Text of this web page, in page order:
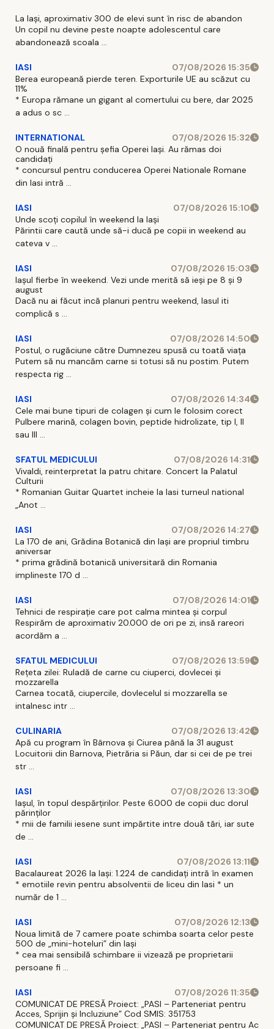
La Iași, aproximativ 300 de elevi sunt în risc de abandon
Un copil nu devine peste noapte adolescentul care
abandonează scoala ...
IASI
07/08/2026 15:35
Berea europeană pierde teren. Exporturile UE au scăzut cu
11%
* Europa rămane un gigant al comertului cu bere, dar 2025
a adus o sc ...
INTERNATIONAL
07/08/2026 15:32
O nouă finală pentru șefia Operei Iași. Au rămas doi
candidați
* concursul pentru conducerea Operei Nationale Romane
din Iasi intră ...
IASI
07/08/2026 15:10
Unde scoți copilul în weekend la Iași
Părintii care caută unde să-i ducă pe copii in weekend au
cateva v ...
IASI
07/08/2026 15:03
Iașul fierbe în weekend. Vezi unde merită să ieși pe 8 și 9
august
Dacă nu ai făcut incă planuri pentru weekend, Iasul iti
complică s ...
IASI
07/08/2026 14:50
Postul, o rugăciune către Dumnezeu spusă cu toată viața
Putem să nu mancăm carne si totusi să nu postim. Putem
respecta rig ...
IASI
07/08/2026 14:34
Cele mai bune tipuri de colagen și cum le folosim corect
Pulbere marină, colagen bovin, peptide hidrolizate, tip I, II
sau III ...
SFATUL MEDICULUI
07/08/2026 14:31
Vivaldi, reinterpretat la patru chitare. Concert la Palatul
Culturii
* Romanian Guitar Quartet incheie la Iasi turneul national
„Anot ...
IASI
07/08/2026 14:27
La 170 de ani, Grădina Botanică din Iași are propriul timbru
aniversar
* prima grădină botanică universitară din Romania
implineste 170 d ...
IASI
07/08/2026 14:01
Tehnici de respirație care pot calma mintea și corpul
Respirăm de aproximativ 20.000 de ori pe zi, insă rareori
acordăm a ...
SFATUL MEDICULUI
07/08/2026 13:59
Rețeta zilei: Ruladă de carne cu ciuperci, dovlecei și
mozzarella
Carnea tocată, ciupercile, dovlecelul si mozzarella se
intalnesc intr ...
CULINARIA
07/08/2026 13:42
Apă cu program în Bârnova și Ciurea până la 31 august
Locuitorii din Barnova, Pietrăria si Păun, dar si cei de pe trei
str ...
IASI
07/08/2026 13:30
Iașul, în topul despărțirilor. Peste 6.000 de copii duc dorul
părinților
* mii de familii iesene sunt impărtite intre două tări, iar sute
de ...
IASI
07/08/2026 13:11
Bacalaureat 2026 la Iași: 1.224 de candidați intră în examen
* emotiile revin pentru absolventii de liceu din Iasi * un
număr de 1 ...
IASI
07/08/2026 12:13
Noua limită de 7 camere poate schimba soarta celor peste
500 de „mini-hoteluri” din Iași
* cea mai sensibilă schimbare ii vizează pe proprietarii
persoane fi ...
IASI
07/08/2026 11:35
COMUNICAT DE PRESĂ Proiect: „PASI – Parteneriat pentru
Acces, Sprijin și Incluziune” Cod SMIS: 351753
COMUNICAT DE PRESĂ Proiect: „PASI – Parteneriat pentru Ac